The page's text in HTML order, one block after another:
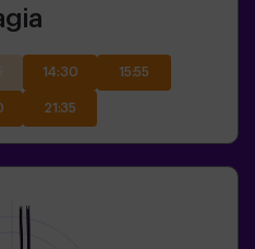
14:30 15:55
21:35